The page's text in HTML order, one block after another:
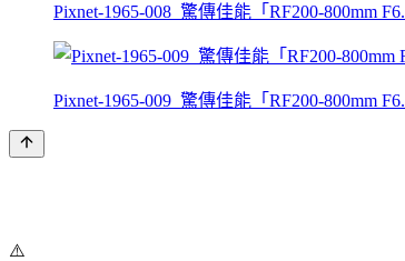
Pixnet-1965-008_驚傳佳能「RF200-800mm
Pixnet-1965-009_驚傳佳能「RF200-800mm
⚠️